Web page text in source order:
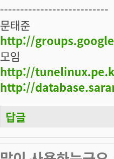
---------------------------
문태준
http://
모임
http://
http://
답글